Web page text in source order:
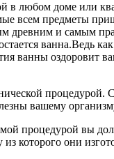
любом доме или
всем предметы
и самым
ванна.Ведь
ванны оздоровит
вашему
процедурой вы
из которого они